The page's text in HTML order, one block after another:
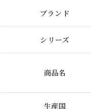
ブランド
シリーズ
商品名
生産国